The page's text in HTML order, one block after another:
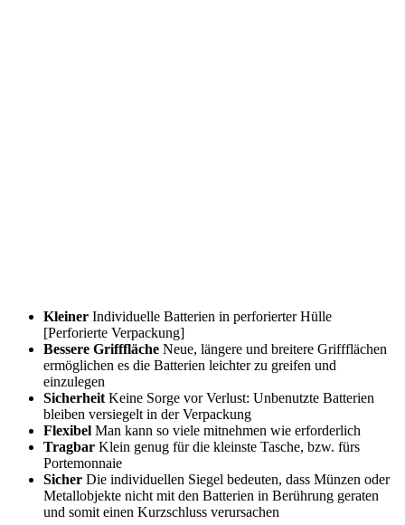
Kleiner Individuelle Batterien in perforierter Hülle
[Perforierte Verpackung]
Bessere Grifffläche Neue, längere und breitere Griffflächen
ermöglichen es die Batterien leichter zu greifen und
einzulegen
SicherheitKeine Sorge vor Verlust: Unbenutzte Batterien
bleiben versiegelt in der Verpackung
Flexibel Man kann so viele mitnehmen wie erforderlich
Tragbar Klein genug für die kleinste Tasche, bzw. fürs
Portemonnaie
Sicher Die individuellen Siegel bedeuten, dass Münzen oder
Metallobjekte nicht mit den Batterien in Berührung geraten
und somit einen Kurzschluss verursachen